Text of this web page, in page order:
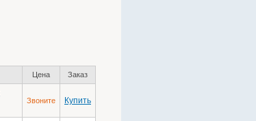
Цена Заказ
Звоните Купить